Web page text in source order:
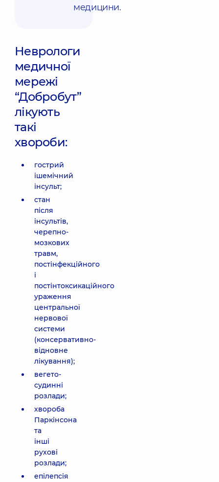
медицини.
Неврологи
медичної
мережі
“Добробут”
лікують
такі
хвороби:
гострий
ішемічний
інсульт;
стан
після
інсультів,
черепно-
мозкових
травм,
постінфекційного
і
постінтоксикаційного
ураження
центральної
нервової
системи
(консервативно-
відновне
лікування);
вегето-
судинні
розлади;
хвороба
Паркінсона
та
інші
рухові
розлади;
епілепсія